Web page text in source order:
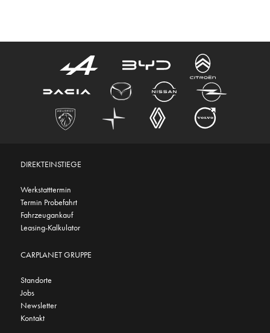
DIREKTEINSTIEGE
Werkstatttermin
Termin Probefahrt
Fahrzeugankauf
Leasing-Kalkulator
CARPLANET GRUPPE
Standorte
Jobs
Newsletter
Kontakt